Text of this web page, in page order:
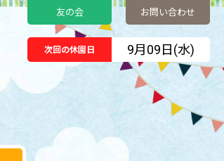
友の会 お問い合わせ
次回の休園日 9月09日(水)